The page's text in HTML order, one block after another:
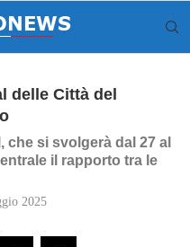
delle Città del
che si svolgerà dal 27 al
il rapporto tra le
2025